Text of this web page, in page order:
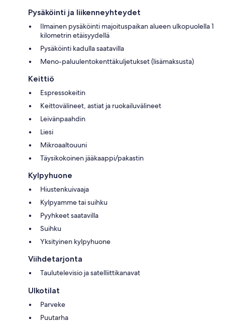
Pysäköinti ja liikenneyhteydet
Ilmainen pysäköinti majoituspaikan alueen ulkopuolella 1
kilometrin etäisyydellä
Pysäköinti kadulla saatavilla
Meno-paluulentokenttäkuljetukset (lisämaksusta)
Keittiö
Espressokeitin
Keittovälineet, astiat ja ruokailuvälineet
Leivänpaahdin
Liesi
Mikroaaltouuni
Täysikokoinen jääkaappi/pakastin
Kylpyhuone
Hiustenkuivaaja
Kylpyamme tai suihku
Pyyhkeet saatavilla
Suihku
Yksityinen kylpyhuone
Viihdetarjonta
Taulutelevisio ja satelliittikanavat
Ulkotilat
Parveke
Puutarha